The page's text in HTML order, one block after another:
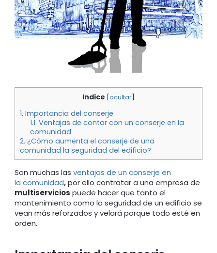
Indice ocultar
1. Importancia del conserje
1.1. Ventajas de contar con un conserje en la
comunidad
2. ¿Cómo aumenta el conserje de una
comunidad la seguridad del edificio?
Son muchas las ventajas de un conserje en
la comunidad,por ello contratar a una empresa de
multiservicios puede hacer que tanto el
mantenimiento como la seguridad de un edificio se
vean más reforzados y velará porque todo esté en
orden.